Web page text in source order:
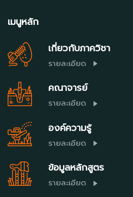
เมนูหลัก
เกี่ยวกับภาควิชา
รายละเอียด
คณาจารย์
รายละเอียด
องค์ความรู้
รายละเอียด
ข้อมูลหลักสูตร
รายละเอียด